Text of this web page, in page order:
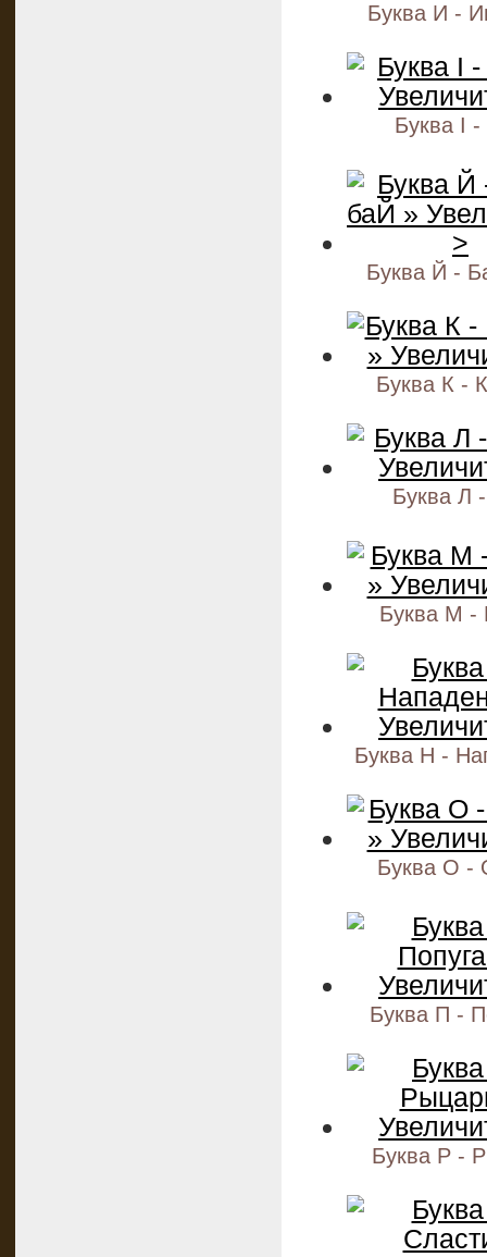
Буква И -
Буква I
Буква Й -
Буква К -
Буква Л
Буква М -
Буква Н -
Буква О -
Буква П -
Буква Р -